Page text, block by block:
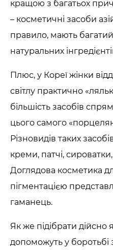
кращою з багатьох
– косметичні засоби
правило, мають
натуральних
Плюс, у Кореї жінки
світлу практично
більшість засобів
цього самого
Різновидів таких
креми, патчі,
Доглядова косметика
пігментацією
гаманець.
Як же підібрати дійсно
допоможуть у боротьбі